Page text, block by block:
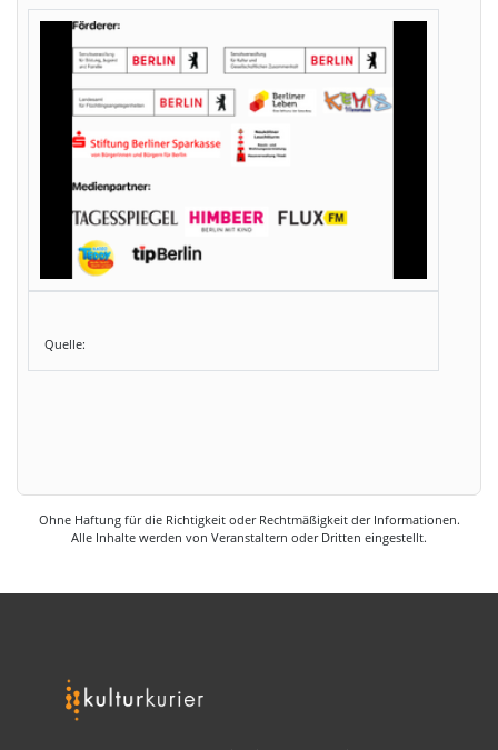
Quelle:
Ohne Haftung für die Richtigkeit oder Rechtmäßigkeit der Informationen.
Alle Inhalte werden von Veranstaltern oder Dritten eingestellt.